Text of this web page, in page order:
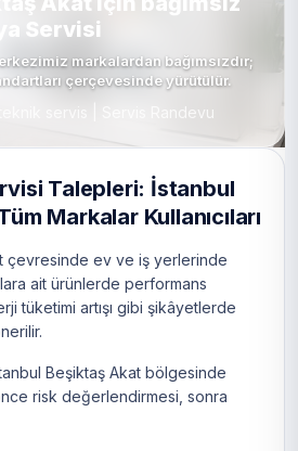
Servisi
markalardan bağımsızdır;
çerçevesinde yürütülür.
servis | Servis Randevu
Talepleri: İstanbul
Markalar Kullanıcıları
çevresinde ev ve iş yerlerinde
ait ürünlerde performans
tüketimi artışı gibi şikâyetlerde
Beşiktaş Akat bölgesinde
risk değerlendirmesi, sonra